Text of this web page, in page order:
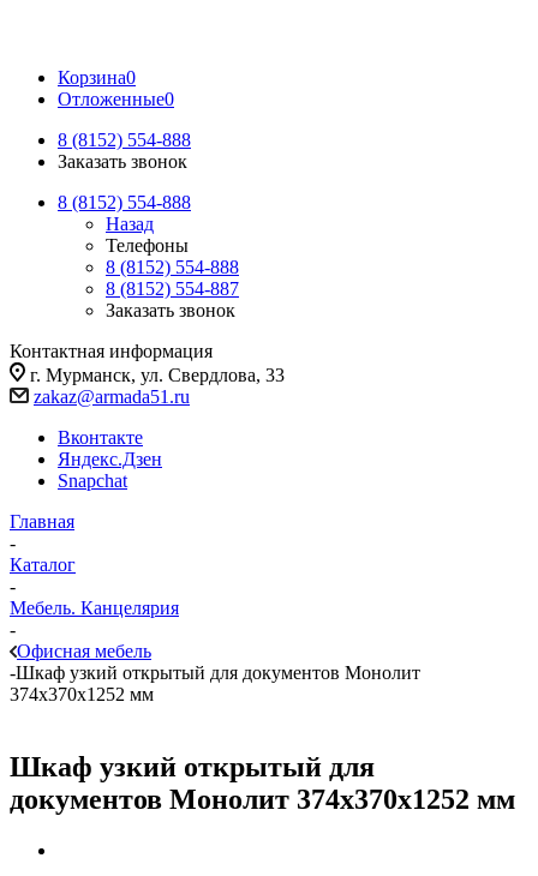
Корзина0
Отложенные0
8 (8152) 554-888
Заказать звонок
8 (8152) 554-888
Назад
Телефоны
8 (8152) 554-888
8 (8152) 554-887
Заказать звонок
Контактная информация
г. Мурманск, ул. Свердлова, 33
zakaz@armada51.ru
Вконтакте
Яндекс.Дзен
Snapchat
Главная
-
Каталог
-
Мебель. Канцелярия
-
Офисная мебель
-Шкаф узкий открытый для документов Монолит
374х370х1252 мм
Шкаф узкий открытый для
документов Монолит 374х370х1252 мм